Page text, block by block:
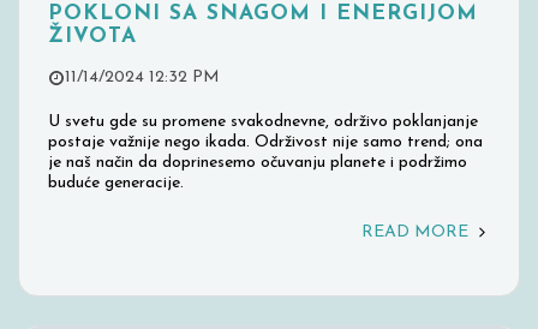
POKLONI SA SNAGOM I ENERGIJOM
ŽIVOTA
11/14/2024 12:32 PM
U svetu gde su promene svakodnevne, održivo poklanjanje
postaje važnije nego ikada. Održivost nije samo trend; ona
je naš način da doprinesemo očuvanju planete i podržimo
buduće generacije.
READ MORE